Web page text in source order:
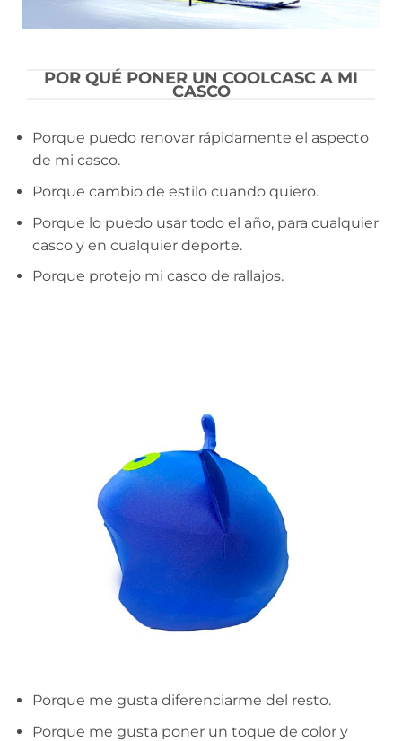
POR QUÉ PONER UN COOLCASC A MI
CASCO
Porque puedo renovar rápidamente el aspecto
de mi casco.
Porque cambio de estilo cuando quiero.
Porque lo puedo usar todo el año, para cualquier
casco y en cualquier deporte.
Porque protejo mi casco de rallajos.
Porque me gusta diferenciarme del resto.
Porque me gusta poner un toque de color y